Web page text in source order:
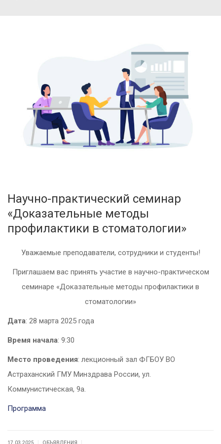
Научно-практический семинар
«Доказательные методы
профилактики в стоматологии»
Уважаемые преподаватели, сотрудники и студенты!
Приглашаем вас принять участие в научно-практическом
семинаре «Доказательные методы профилактики в
стоматологии»
Дата: 28 марта 2025 года
Время начала: 9:30
Место проведения: лекционный зал ФГБОУ ВО
Астраханский ГМУ Минздрава России, ул.
Коммунистическая, 9а.
Программа
17.03.2025 ОБЪЯВЛЕНИЯ